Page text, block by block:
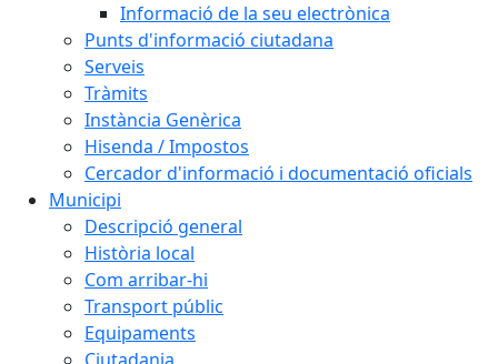
Informació de la seu electrònica
Punts d'informació ciutadana
Serveis
Tràmits
Instància Genèrica
Hisenda / Impostos
Cercador d'informació i documentació oficials
Municipi
Descripció general
Història local
Com arribar-hi
Transport públic
Equipaments